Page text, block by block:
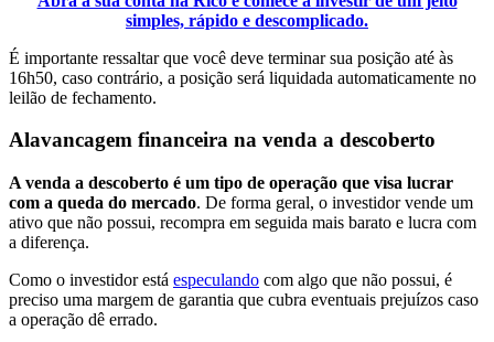
simples, rápido e descomplicado.
É importante ressaltar que você deve terminar sua posição até às
16h50, caso contrário, a posição será liquidada automaticamente no
leilão de fechamento.
Alavancagem financeira na venda a descoberto
A venda a descoberto é um tipo de operação que visa lucrar
com a queda do mercado. De forma geral, o investidor vende um
ativo que não possui, recompra em seguida mais barato e lucra com
a diferença.
Como o investidor está especulando com algo que não possui, é
preciso uma margem de garantia que cubra eventuais prejuízos caso
a operação dê errado.